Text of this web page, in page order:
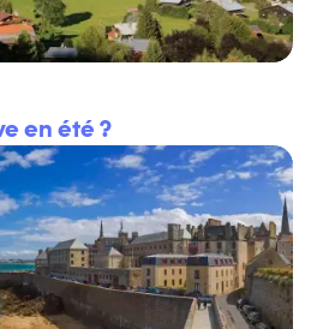
en été​ ?